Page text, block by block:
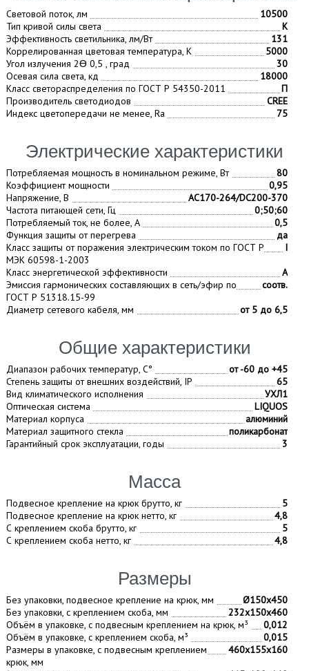
10500
Световой поток, лм
К
Тип кривой силы света
131
Эффективность светильника, лм/Вт
5000
Коррелированная цветовая температура, К
30
Угол излучения 2Ɵ 0,5 , град
18000
Осевая сила света, кд
П
Класс светораспределения по ГОСТ Р 54350-2011
CREE
Производитель светодиодов
75
Индекс цветопередачи не менее, Ra
Электрические характеристики
80
Потребляемая мощность в номинальном режиме, Вт
0,95
Коэффициент мощности
AC170-264/DC200-370
Напряжение, В
0;50;60
Частота питающей сети, Гц
0,5
Потребляемый ток, не более, A
да
Функция защиты от перегрева
I
Класс защиты от поражения электрическим током по ГОСТ Р
МЭК 60598-1-2003
А
Класс энергетической эффективности
соотв.
Эмиссия гармонических составляющих в сеть/эфир по
ГОСТ Р 51318.15-99
от 5 до 6,5
Диаметр сетевого кабеля, мм
Общие характеристики
от -60 до +45
Диапазон рабочих температур, С°
65
Степень защиты от внешних воздействий, IP
УХЛ1
Вид климатического исполнения
LIQUOS
Оптическая система
алюминий
Материал корпуса
поликарбонат
Материал защитного стекла
3
Гарантийный срок эксплуатации, годы
Масса
5
Подвесное крепление на крюк брутто, кг
4,8
Подвесное крепление на крюк нетто, кг
5
С креплением скоба брутто, кг
4,8
С креплением скоба нетто, кг
Размеры
Ø150х450
Без упаковки, подвесное крепление на крюк, мм
232х150х460
Без упаковки, с креплением скоба, мм
0,012
Объём в упаковке, с подвесным креплением на крюк, м³
0,015
Объём в упаковке, с креплением скоба, м³
460х155х160
Размеры в упаковке, с подвесным креплением
крюк, мм